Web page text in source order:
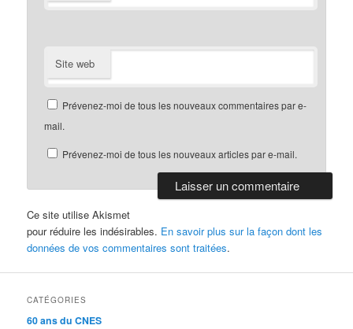
Site web
Prévenez-moi de tous les nouveaux commentaires par e-
mail.
Prévenez-moi de tous les nouveaux articles par e-mail.
Ce site utilise Akismet
pour réduire les indésirables. En savoir plus sur la façon dont les
données de vos commentaires sont traitées.
CATÉGORIES
60 ans du CNES